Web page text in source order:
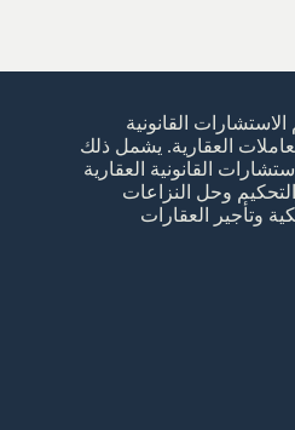
القانونية
العقارية. يشمل ذلك
القانونية العقارية
وحل النزاعات
وتأجير العقارات